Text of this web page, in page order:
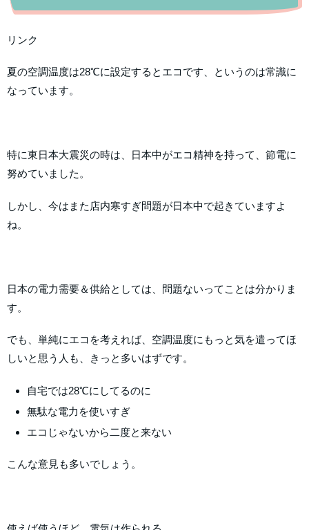
リンク
夏の空調温度は28℃に設定するとエコです、というのは常識に
なっています。
特に東日本大震災の時は、日本中がエコ精神を持って、節電に
努めていました。
しかし、今はまた店内寒すぎ問題が日本中で起きていますよ
ね。
日本の電力需要＆供給としては、問題ないってことは分かりま
す。
でも、単純にエコを考えれば、空調温度にもっと気を遣ってほ
しいと思う人も、きっと多いはずです。
自宅では28℃にしてるのに
無駄な電力を使いすぎ
エコじゃないから二度と来ない
こんな意見も多いでしょう。